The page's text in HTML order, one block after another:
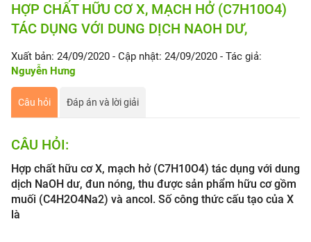
HỢP CHẤT HỮU CƠ X, MẠCH HỞ (C7H10O4)
TÁC DỤNG VỚI DUNG DỊCH NAOH DƯ,
Xuất bản: 24/09/2020 - Cập nhật: 24/09/2020 - Tác giả:
Nguyễn Hưng
Câu hỏi Đáp án và lời giải
CÂU HỎI:
Hợp chất hữu cơ X, mạch hở (C7H10O4) tác dụng với dung
dịch NaOH dư, đun nóng, thu được sản phẩm hữu cơ gồm
muối (C4H2O4Na2) và ancol. Số công thức cấu tạo của X
là